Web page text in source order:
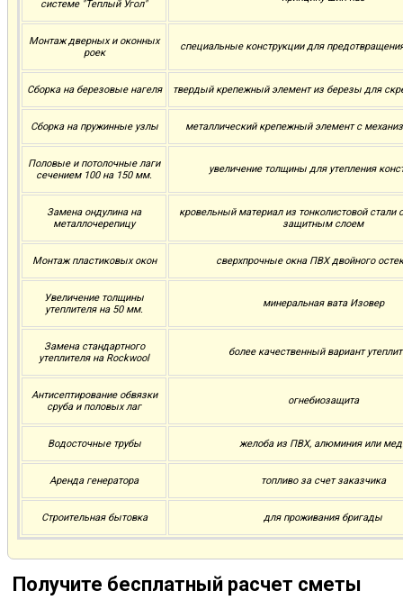
системе "Теплый Угол"
Монтаж дверных и оконных
роек
специальные конструкции для
Сборка на березовые нагеля твердый крепежный элемент из березы для
Сборка на пружинные узлы металлический крепежный элемент с
Половые и потолочные лаги
сечением 100 на 150 мм.
увеличение толщины для утепления
Замена ондулина на
металлочерепицу
кровельный материал из тонколистовой
защитным слоем
Монтаж пластиковых окон сверхпрочные окна ПВХ двойного
Увеличение толщины
утеплителя на 50 мм.
минеральная вата Изовер
Замена стандартного
утеплителя на Rockwool
более качественный вариант
Антисептирование обвязки
сруба и половых лаг
огнебиозащита
Водосточные трубы желоба из ПВХ, алюминия или
Аренда генератора топливо за счет заказчика
Строительная бытовка для проживания бригады
Получите бесплатный расчет сметы